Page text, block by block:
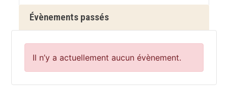
Évènements passés
Il n’y a actuellement aucun évènement.